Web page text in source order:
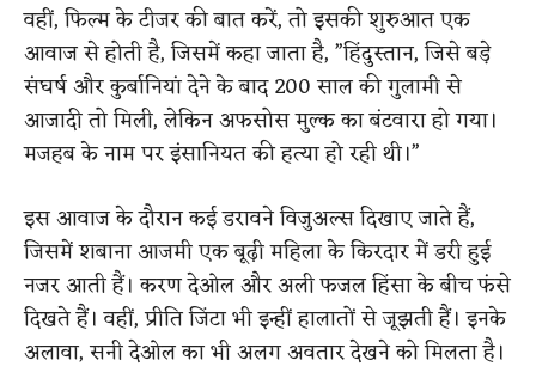
वहीं, फिल्म के टीजर की बात करें, तो इसकी शुरुआत एक
आवाज से होती है, जिसमें कहा जाता है, ”हिंदुस्तान, जिसे बड़े
संघर्ष और कुर्बानियां देने के बाद 200 साल की गुलामी से
आजादी तो मिली, लेकिन अफसोस मुल्क का बंटवारा हो गया।
मजहब के नाम पर इंसानियत की हत्या हो रही थी।”
इस आवाज के दौरान कई डरावने विजुअल्स दिखाए जाते हैं,
जिसमें शबाना आजमी एक बूढ़ी महिला के किरदार में डरी हुई
नजर आती हैं। करण देओल और अली फजल हिंसा के बीच फंसे
दिखते हैं। वहीं, प्रीति जिंटा भी इन्हीं हालातों से जूझती हैं। इनके
अलावा, सनी देओल का भी अलग अवतार देखने को मिलता है।